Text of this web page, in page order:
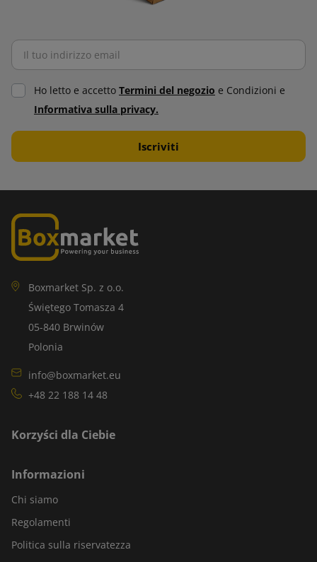
Ho letto e accetto Termini del negozio e Condizioni e
Informativa sulla privacy.
Boxmarket Sp. z o.o.
Świętego Tomasza 4
05-840 Brwinów
Polonia
info@boxmarket.eu
+48 22 188 14 48
Korzyści dla Ciebie
Informazioni
Chi siamo
Regolamenti
Politica sulla riservatezza